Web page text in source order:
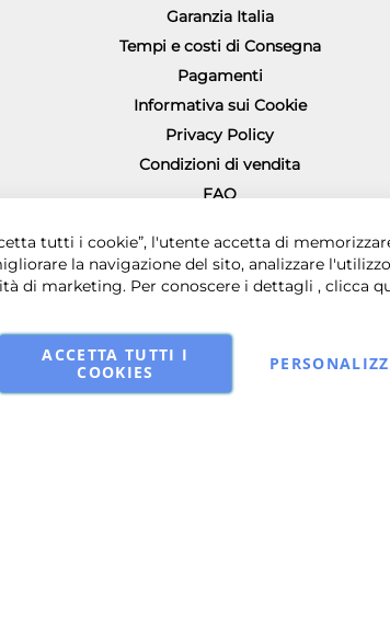
Garanzia Italia
Tempi e costi di Consegna
Pagamenti
Informativa sui Cookie
Privacy Policy
Condizioni di vendita
FAQ
i.v. - Sede legale in via Principe di Piemonte 199, 80026